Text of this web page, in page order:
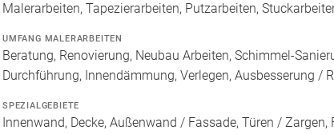
Malerarbeiten, Tapezierarbeiten, Putzarbeiten,
UMFANG MALERARBEITEN
Beratung, Renovierung, Neubau Arbeiten, Schimmel-
Durchführung, Innendämmung, Verlegen, Ausbesserung /
SPEZIALGEBIETE
Innenwand, Decke, Außenwand / Fassade, Türen /